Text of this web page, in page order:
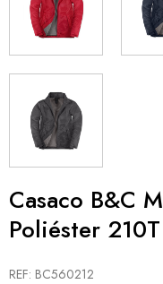
Casaco B&C
Poliéster
REF: BC560212